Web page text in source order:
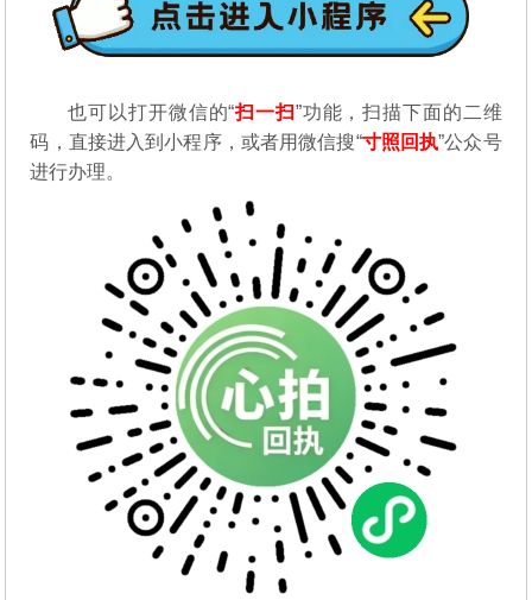
也可以打开微信的“扫一扫”功能，扫描下面的二维
码，直接进入到小程序，或者用微信搜“寸照回执”公众号
进行办理。